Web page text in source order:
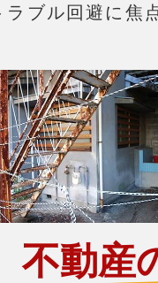
ラブル回避に焦
不動産